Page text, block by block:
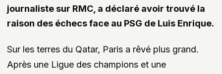
journaliste sur RMC, a déclaré avoir trouvé la
raison des échecs face au PSG de Luis Enrique.
Sur les terres du Qatar, Paris a rêvé plus grand.
Après une Ligue des champions et une